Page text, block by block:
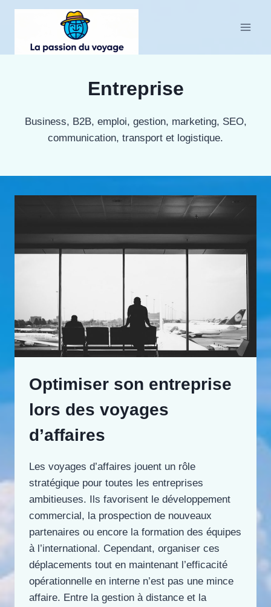
Aller
contenu
Entreprise
Business, B2B, emploi, gestion, marketing, SEO,
communication, transport et logistique.
Optimiser son entreprise
lors des voyages
d’affaires
Les voyages d’affaires jouent un rôle
stratégique pour toutes les entreprises
ambitieuses. Ils favorisent le développement
commercial, la prospection de nouveaux
partenaires ou encore la formation des équipes
à l’international. Cependant, organiser ces
déplacements tout en maintenant l’efficacité
opérationnelle en interne n’est pas une mince
affaire. Entre la gestion à distance et la